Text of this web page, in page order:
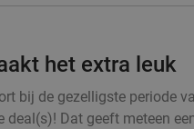
het extra leuk
bij de gezelligste periode
Dat geeft meteen